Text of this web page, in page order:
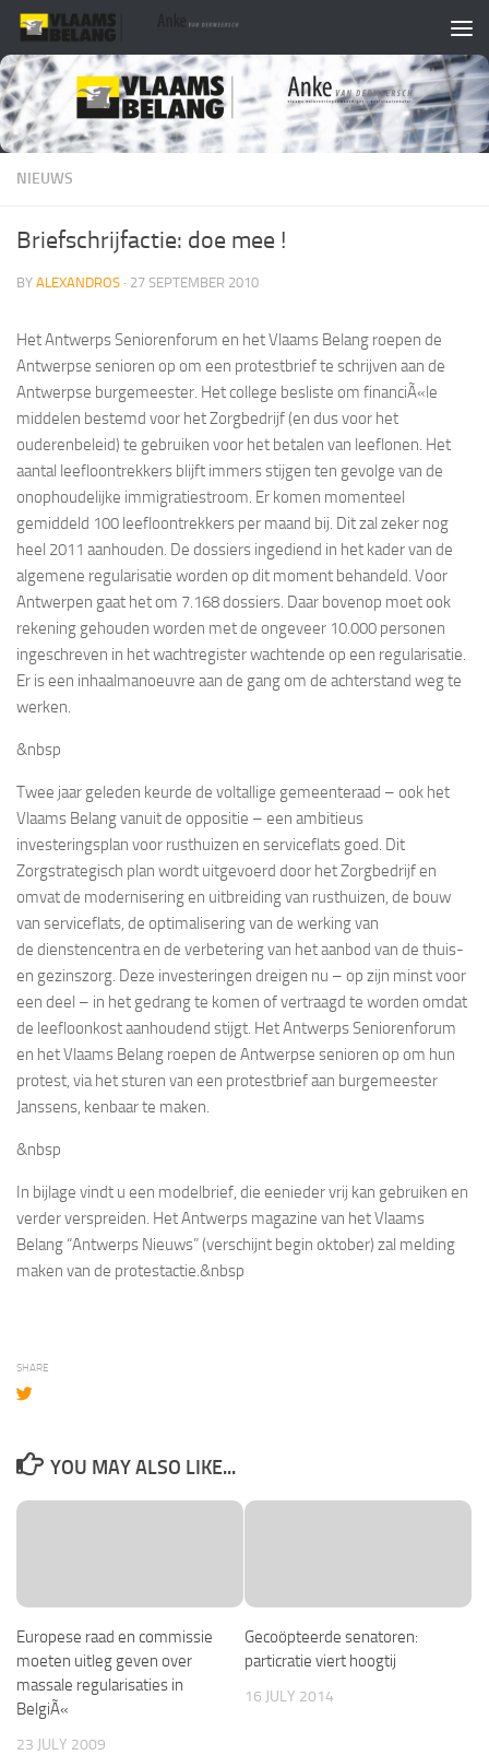
Skip to content
NIEUWS
Briefschrijfactie: doe mee !
BY ALEXANDROS · 27 SEPTEMBER 2010
Het Antwerps Seniorenforum en het Vlaams Belang roepen de
Antwerpse senioren op om een protestbrief te schrijven aan de
Antwerpse burgemeester. Het college besliste om financiÃ«le
middelen bestemd voor het Zorgbedrijf (en dus voor het
ouderenbeleid) te gebruiken voor het betalen van leeflonen. Het
aantal leefloontrekkers blijft immers stijgen ten gevolge van de
onophoudelijke immigratiestroom. Er komen momenteel
gemiddeld 100 leefloontrekkers per maand bij. Dit zal zeker nog
heel 2011 aanhouden. De dossiers ingediend in het kader van de
algemene regularisatie worden op dit moment behandeld. Voor
Antwerpen gaat het om 7.168 dossiers. Daar bovenop moet ook
rekening gehouden worden met de ongeveer 10.000 personen
ingeschreven in het wachtregister wachtende op een regularisatie.
Er is een inhaalmanoeuvre aan de gang om de achterstand weg te
werken.
&nbsp
Twee jaar geleden keurde de voltallige gemeenteraad – ook het
Vlaams Belang vanuit de oppositie – een ambitieus
investeringsplan voor rusthuizen en serviceflats goed. Dit
Zorgstrategisch plan wordt uitgevoerd door het Zorgbedrijf en
omvat de modernisering en uitbreiding van rusthuizen, de bouw
van serviceflats, de optimalisering van de werking van
de dienstencentra en de verbetering van het aanbod van de thuis-
en gezinszorg. Deze investeringen dreigen nu – op zijn minst voor
een deel – in het gedrang te komen of vertraagd te worden omdat
de leefloonkost aanhoudend stijgt. Het Antwerps Seniorenforum
en het Vlaams Belang roepen de Antwerpse senioren op om hun
protest, via het sturen van een protestbrief aan burgemeester
Janssens, kenbaar te maken.
&nbsp
In bijlage vindt u een modelbrief, die eenieder vrij kan gebruiken en
verder verspreiden. Het Antwerps magazine van het Vlaams
Belang “Antwerps Nieuws” (verschijnt begin oktober) zal melding
maken van de protestactie.&nbsp
SHARE
YOU MAY ALSO LIKE...
Europese raad en commissie
moeten uitleg geven over
massale regularisaties in
BelgiÃ«
23 JULY 2009
Gecoöpteerde senatoren:
particratie viert hoogtij
16 JULY 2014